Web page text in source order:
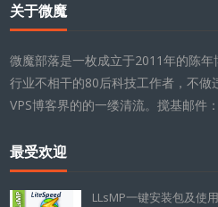
关于微魔
微魔部落是一枚成立于2011年的陈
行业不相干的80后科技工作者，不做
VPS博客界的的一缕清流。搅基邮件
最受欢迎
LLsMP一键安装包及使